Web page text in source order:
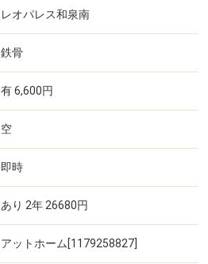
レオパレス和泉南
鉄骨
有 6,600円
空
即時
あり 2年 26680円
アットホーム[1179258827]